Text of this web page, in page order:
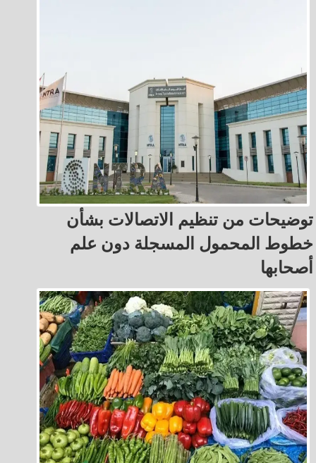
توضيحات من تنظيم الاتصالات بشأن
خطوط المحمول المسجلة دون علم
أصحابها